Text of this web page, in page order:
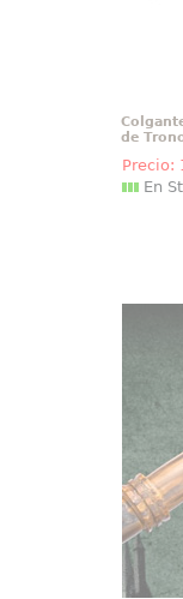
de
Precio:
En
Las